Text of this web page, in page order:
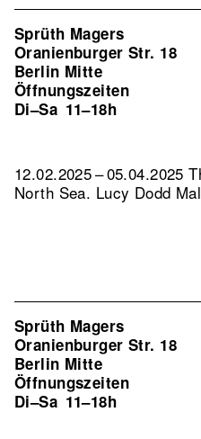
Sprüth Magers
Oranienburger Str. 18
Berlin Mitte
Öffnungszeiten
Di–Sa 11–18h
12.02.2025 – 05.04.2025
North Sea. Lucy Dodd
Sprüth Magers
Oranienburger Str. 18
Berlin Mitte
Öffnungszeiten
Di–Sa 11–18h